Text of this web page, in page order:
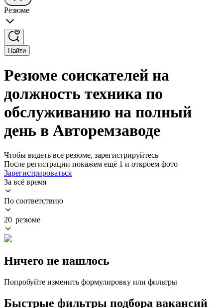
Резюме
Найти
Резюме соискателей на
должность техника по
обслуживанию на полный
день в Авторемзаводе
Чтобы видеть все резюме, зарегистрируйтесь
После регистрации покажем ещё 1 и откроем фото
Зарегистрироваться
За всё время
По соответствию
20 резюме
Ничего не нашлось
Попробуйте изменить формулировку или фильтры
Быстрые фильтры подбора вакансий